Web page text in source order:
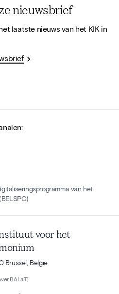
nieuwsbrief
laatste nieuws van het KIK in
van het
voor het
Brussel, België
BALaT)